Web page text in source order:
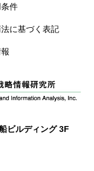
件
に基づく表記
ビルディング 3F